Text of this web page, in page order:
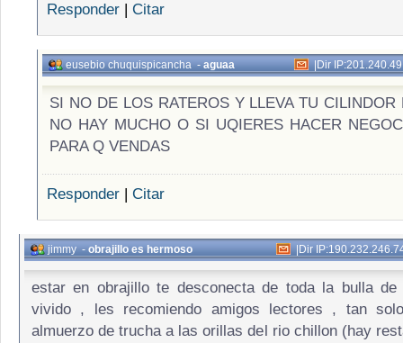
Responder | Citar
eusebio chuquispicancha-aguaa |Dir
SI NO DE LOS RATEROS Y LLEVA TU CILINDOR
NO HAY MUCHO O SI UQIERES HACER
PARA Q VENDAS
Responder | Citar
jimmy-obrajillo es hermoso |Dir
estar en obrajillo te desconecta de toda la bulla
vivido , les recomiendo amigos lectores , tan
almuerzo de trucha a las orillas del rio chillon (hay